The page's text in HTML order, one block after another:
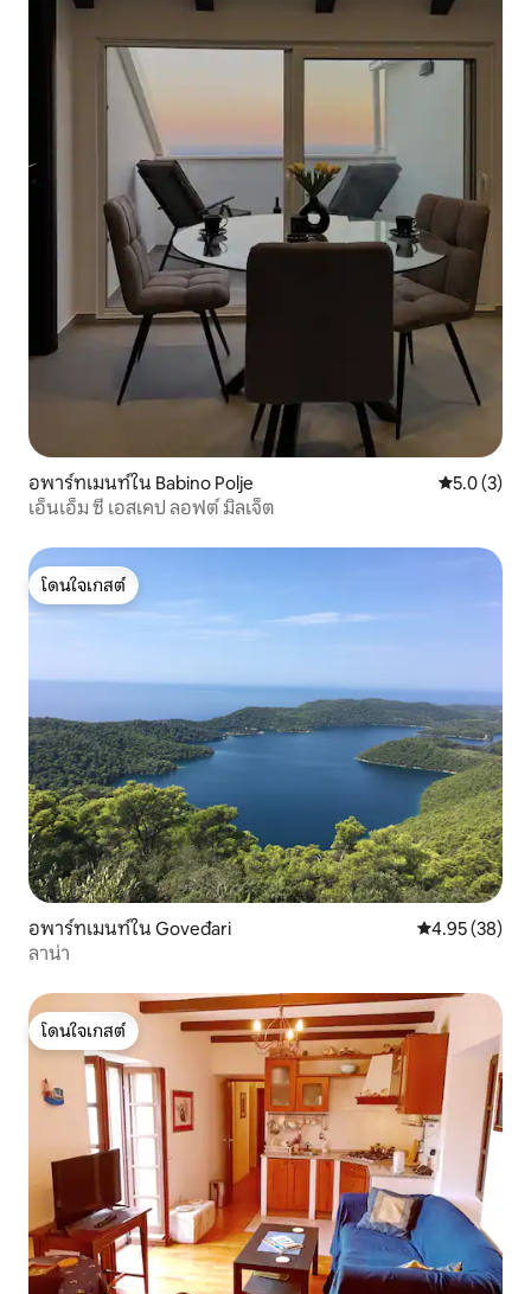
อพาร์ทเมนท์ใน Babino Polje คะแนนเฉลี่
5.0 (3)
เอ็นเอ็ม ซี เอสเคป ลอฟต์ มิลเจ็ต
โดนใจเกสต์
โดนใจเกสต์
อพาร์ทเมนท์ใน Goveđari คะแนนเฉลี่ย
4.95 (38)
ลาน่า
โดนใจเกสต์
โดนใจเกสต์